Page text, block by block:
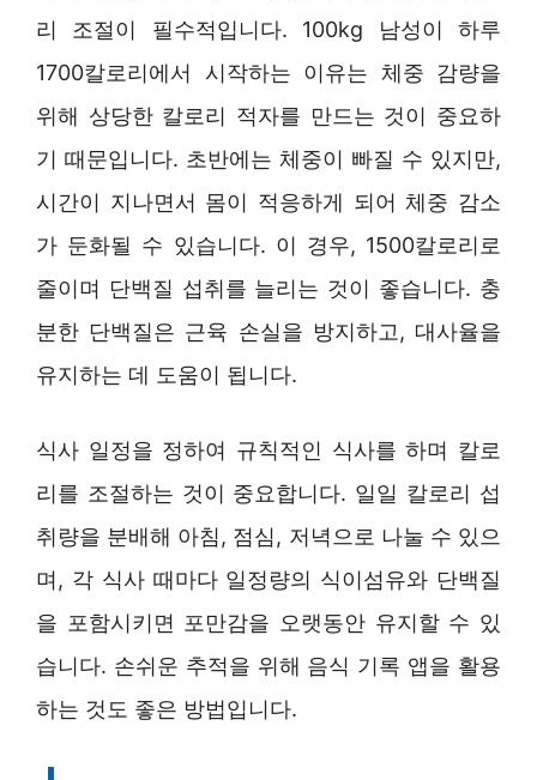
리 조절이 필수적입니다. 100kg 남성이 하루
1700칼로리에서 시작하는 이유는 체중 감량을
위해 상당한 칼로리 적자를 만드는 것이 중요하
기 때문입니다. 초반에는 체중이 빠질 수 있지만,
시간이 지나면서 몸이 적응하게 되어 체중 감소
가 둔화될 수 있습니다. 이 경우, 1500칼로리로
줄이며 단백질 섭취를 늘리는 것이 좋습니다. 충
분한 단백질은 근육 손실을 방지하고, 대사율을
유지하는 데 도움이 됩니다.
식사 일정을 정하여 규칙적인 식사를 하며 칼로
리를 조절하는 것이 중요합니다. 일일 칼로리 섭
취량을 분배해 아침, 점심, 저녁으로 나눌 수 있으
며, 각 식사 때마다 일정량의 식이섬유와 단백질
을 포함시키면 포만감을 오랫동안 유지할 수 있
습니다. 손쉬운 추적을 위해 음식 기록 앱을 활용
하는 것도 좋은 방법입니다.